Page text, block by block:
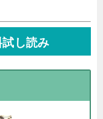
試し読み